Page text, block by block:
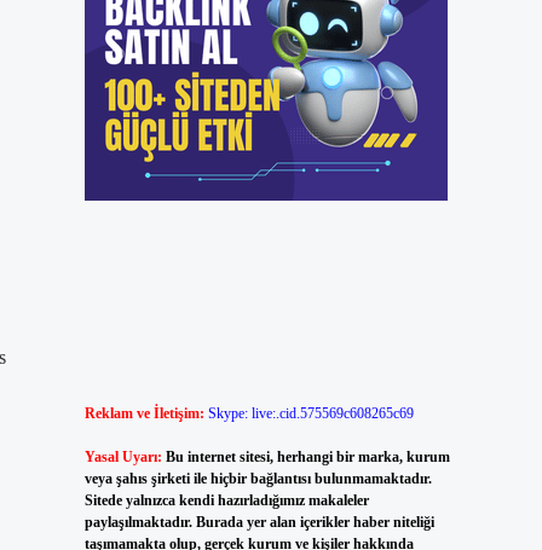
Reklam ve İletişim: Skype: live:.cid.575569c608265c69
Yasal Uyarı: Bu internet sitesi, herhangi bir marka, kurum
veya şahıs şirketi ile hiçbir bağlantısı bulunmamaktadır.
Sitede yalnızca kendi hazırladığımız makaleler
paylaşılmaktadır. Burada yer alan içerikler haber niteliği
taşımamakta olup, gerçek kurum ve kişiler hakkında